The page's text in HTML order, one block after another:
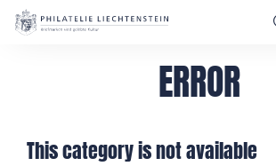
ERROR
This category is not available